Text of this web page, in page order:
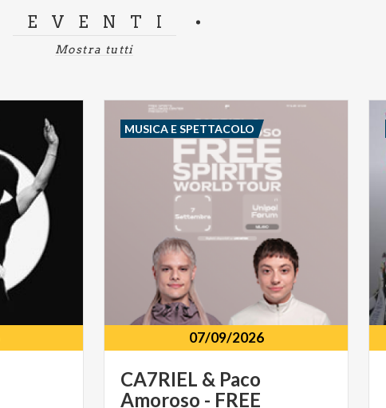
EVENTI
Mostra tutti
07/09/2026
CA7RIEL & Paco
Amoroso - FREE
MUSICA E SPETTACOLO